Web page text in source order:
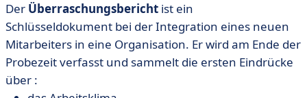
Der Überraschungsbericht ist ein
Schlüsseldokument bei der Integration eines neuen
Mitarbeiters in eine Organisation. Er wird am Ende der
Probezeit verfasst und sammelt die ersten Eindrücke
über :